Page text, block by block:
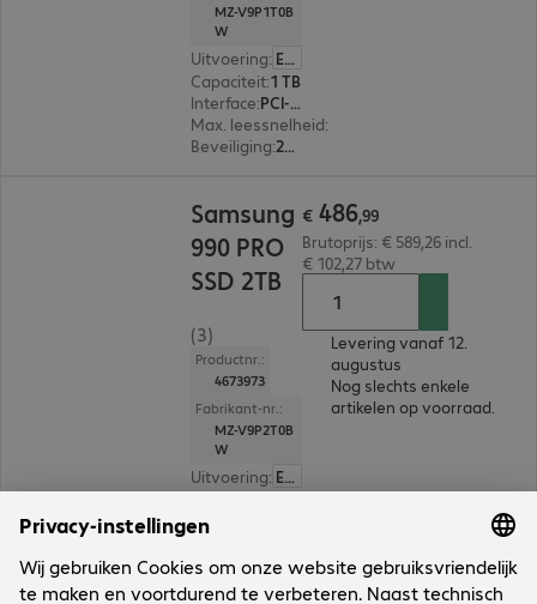
MZ-V9P1T0B
W
Uitvoering: Europa
Capaciteit:1 TB
Interface:
PCI-Express (x4) M.2 2280
Max. leessnelheid:
Beveiliging: 256-bit AES-versleuteling
Samsung
990 PRO
SSD 2TB
(3)
Productnr.:
4673973
Fabrikant-nr.:
MZ-V9P2T0B
W
Uitvoering: Europa
Capaciteit:2 TB
Interface
Beveiliging: 256-bit AES-versleuteling
€ 486,99
Brutoprijs: € 589,26 incl.
€ 102,27 btw
Levering vanaf 12.
augustus
Nog slechts enkele
artikelen op voorraad.